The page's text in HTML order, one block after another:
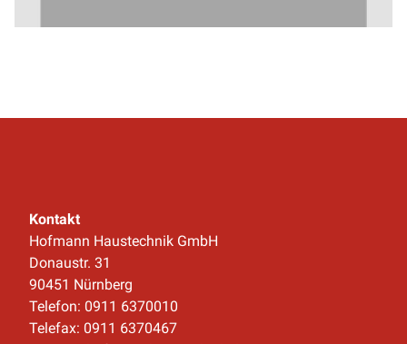
Kontakt
Hofmann Haustechnik GmbH
Donaustr. 31
90451 Nürnberg
Telefon: 0911 6370010
Telefax: 0911 6370467